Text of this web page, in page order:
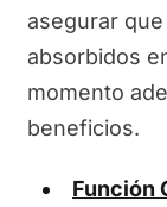
asegurar
absorbidos
momento
beneficios.
Función